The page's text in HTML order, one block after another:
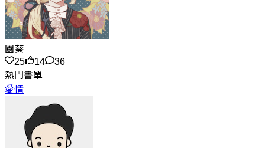
園葵
25
14
36
熱門書單
愛情